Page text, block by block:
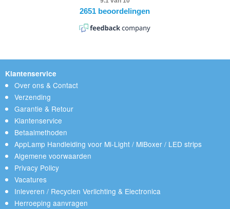
Klantenservice
Over ons & Contact
Verzending
Garantie & Retour
Klantenservice
Betaalmethoden
AppLamp Handleiding voor Mi-Light / MiBoxer / LED strips
Algemene voorwaarden
Privacy Policy
Vacatures
Inleveren / Recyclen Verlichting & Electronica
Herroeping aanvragen